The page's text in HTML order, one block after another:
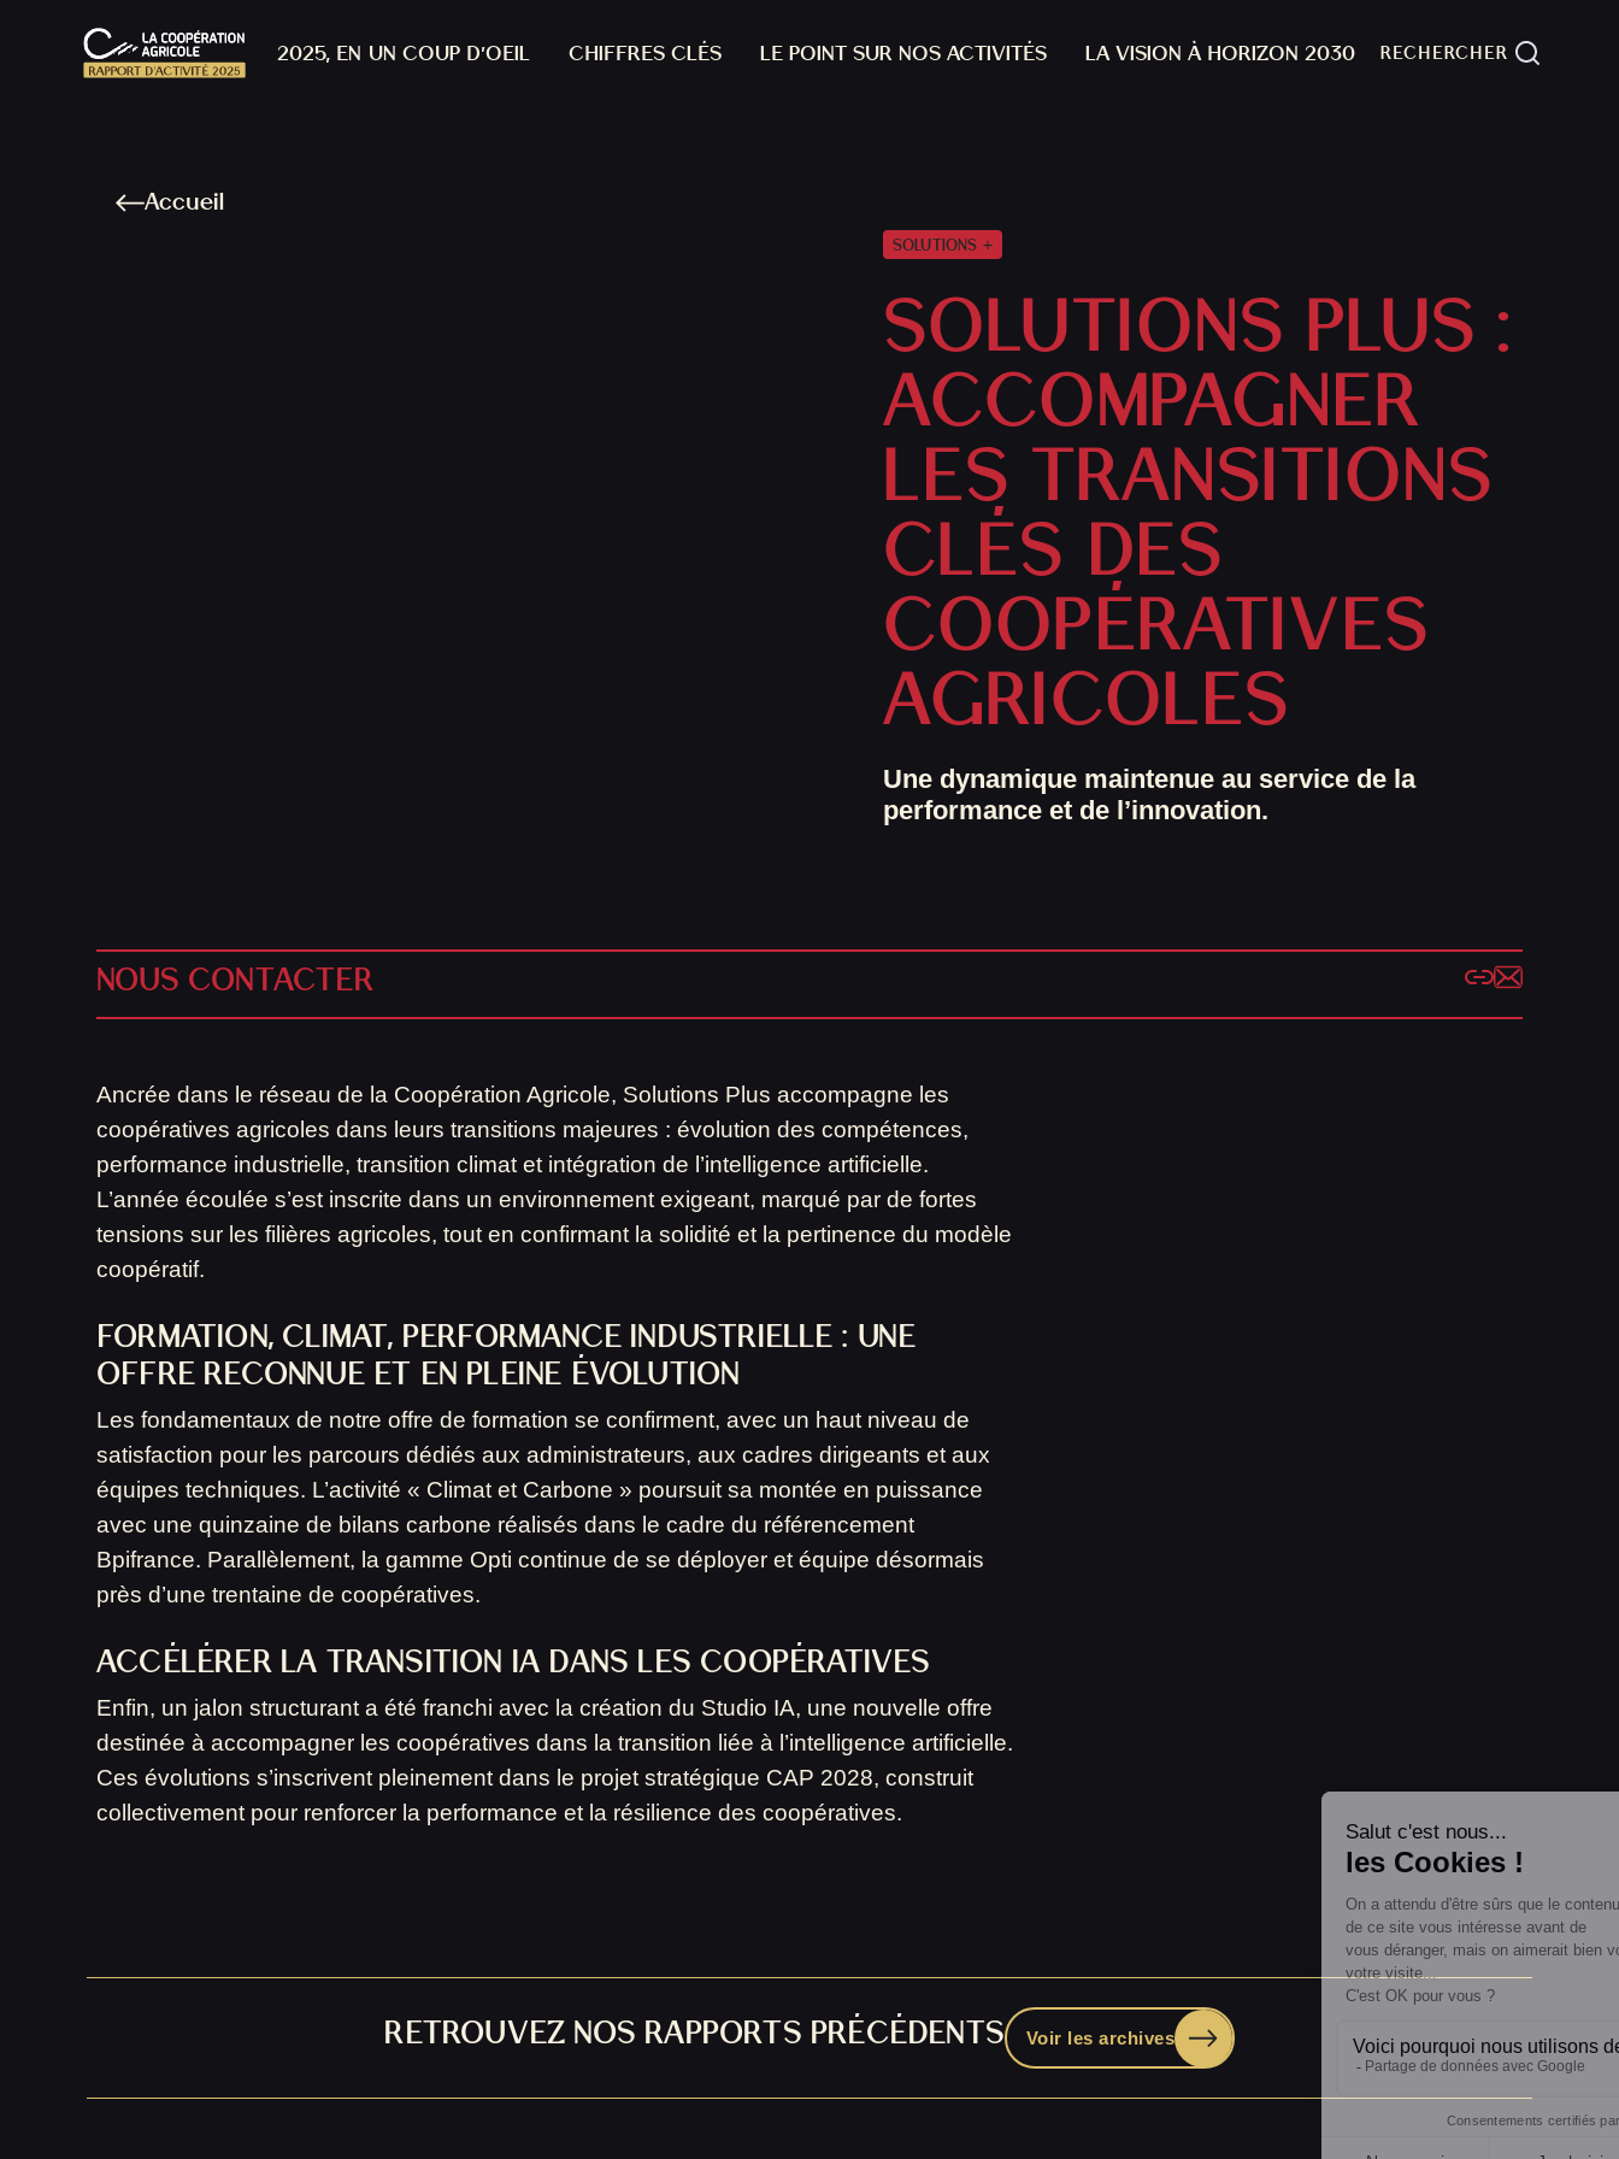
2025, EN UN COUP D’OEIL CHIFFRES CLÉS LE POINT SUR NOS ACTIVITÉS LA VISION À HORIZON 2030
Accueil
SOLUTIONS +
SOLUTIONS PLUS :
ACCOMPAGNER
LES TRANSITIONS
CLÉS DES
COOPÉRATIVES
AGRICOLES
Une dynamique maintenue au service de la
performance et de l’innovation.
NOUS CONTACTER
Ancrée dans le réseau de la Coopération Agricole, Solutions Plus accompagne les
coopératives agricoles dans leurs transitions majeures : évolution des compétences,
performance industrielle, transition climat et intégration de l’intelligence artificielle.
L’année écoulée s’est inscrite dans un environnement exigeant, marqué par de fortes
tensions sur les filières agricoles, tout en confirmant la solidité et la pertinence du modèle
coopératif.
FORMATION, CLIMAT, PERFORMANCE INDUSTRIELLE : UNE
OFFRE RECONNUE ET EN PLEINE ÉVOLUTION
Les fondamentaux de notre offre de formation se confirment, avec un haut niveau de
satisfaction pour les parcours dédiés aux administrateurs, aux cadres dirigeants et aux
équipes techniques. L’activité « Climat et Carbone » poursuit sa montée en puissance
avec une quinzaine de bilans carbone réalisés dans le cadre du référencement
Bpifrance. Parallèlement, la gamme Opti continue de se déployer et équipe désormais
près d’une trentaine de coopératives.
ACCÉLÉRER LA TRANSITION IA DANS LES COOPÉRATIVES
Enfin, un jalon structurant a été franchi avec la création du Studio IA, une nouvelle offre
destinée à accompagner les coopératives dans la transition liée à l’intelligence artificielle.
Ces évolutions s’inscrivent pleinement dans le projet stratégique CAP 2028, construit
collectivement pour renforcer la performance et la résilience des coopératives.
RETROUVEZ NOS RAPPORTS PRÉCÉDENTS Voir les archives